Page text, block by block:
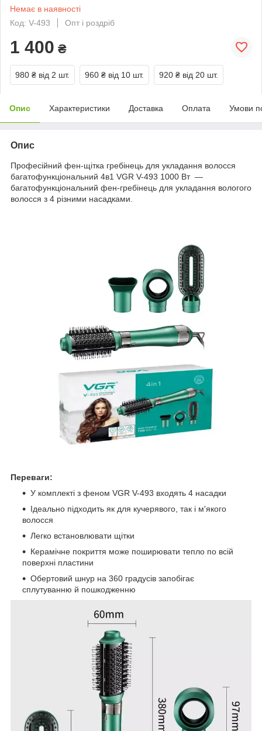
Немає в наявності
Код: V-493
Опт і роздріб
1 400 ₴
980 ₴ від 2 шт. 960 ₴ від 10 шт. 920 ₴ від 20 шт.
Опис Характеристики Доставка Оплата Умови
Опис
Професійний фен-щітка гребінець для укладання волосся
багатофункціональний 4в1 VGR V-493 1000 Вт —
багатофункціональний фен-гребінець для укладання вологого
волосся з 4 різними насадками.
Переваги:
У комплекті з феном VGR V-493 входять 4 насадки
Ідеально підходить як для кучерявого, так і м'якого
волосся
Легко встановлювати щітки
Керамічне покриття може поширювати тепло по всій
поверхні пластини
Обертовий шнур на 360 градусів запобігає
сплутуванню й пошкодженню